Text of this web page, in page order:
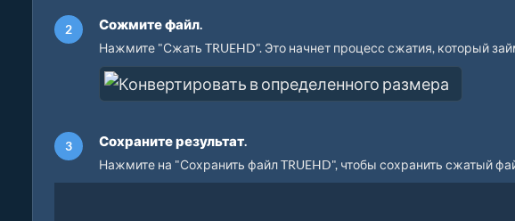
Сожмите файл.
Нажмите "Сжать TRUEHD". Это начнет процесс сжатия, который
Сохраните результат.
Нажмите на "Сохранить файл TRUEHD", чтобы сохранить сжатый